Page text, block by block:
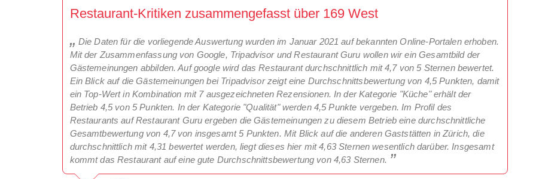
Restaurant-Kritiken zusammengefasst über 169 West
Die Daten für die vorliegende Auswertung wurden im Januar 2021 auf bekannten Online-Portalen erhoben.
Mit der Zusammenfassung von Google, Tripadvisor und Restaurant Guru wollen wir ein Gesamtbild der
Gästemeinungen abbilden. Auf google wird das Restaurant durchschnittlich mit 4,7 von 5 Sternen bewertet.
Ein Blick auf die Gästemeinungen bei Tripadvisor zeigt eine Durchschnittsbewertung von 4,5 Punkten, damit
ein Top-Wert in Kombination mit 7 ausgezeichneten Rezensionen. In der Kategorie "Küche" erhält der
Betrieb 4,5 von 5 Punkten. In der Kategorie "Qualität" werden 4,5 Punkte vergeben. Im Profil des
Restaurants auf Restaurant Guru ergeben die Gästemeinungen zu diesem Betrieb eine durchschnittliche
Gesamtbewertung von 4,7 von insgesamt 5 Punkten. Mit Blick auf die anderen Gaststätten in Zürich, die
durchschnittlich mit 4,31 bewertet werden, liegt dieses hier mit 4,63 Sternen wesentlich darüber. Insgesamt
kommt das Restaurant auf eine gute Durchschnittsbewertung von 4,63 Sternen.